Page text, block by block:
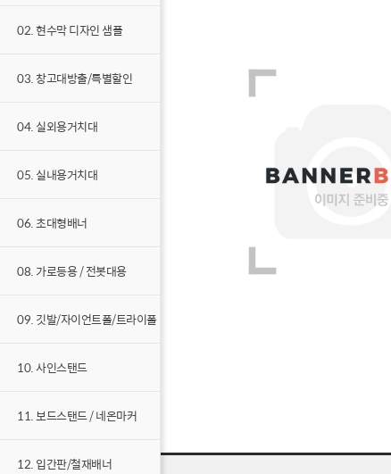
02. 현수막 디자인 샘플
03. 창고대방출/특별할인
04. 실외용거치대
05. 실내용거치대
06. 초대형배너
08. 가로등용 / 전봇대용
09. 깃발/자이언트폴/트라이폴
10. 사인스탠드
11. 보드스탠드 / 네온마커
12. 입간판/철재배너